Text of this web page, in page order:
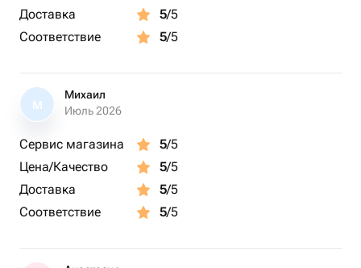
Доставка
5/5
Соответствие
5/5
М
Михаил
Июль 2026
Сервис магазина 5/5
Цена/Качество
5/5
Доставка
5/5
Соответствие
5/5